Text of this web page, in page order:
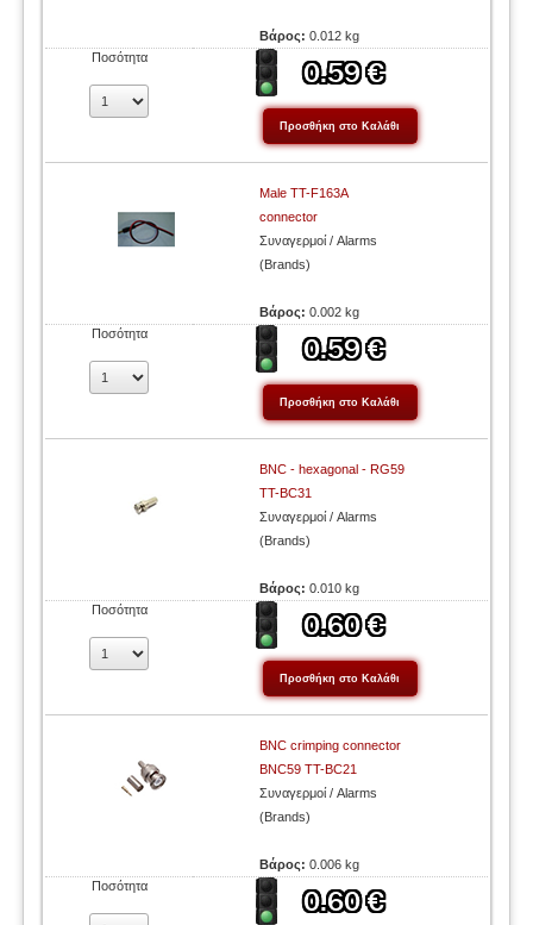
Βάρος:0.012 kg
Ποσότητα
Male TT-F163A
connector
Συναγερμοί / Alarms
(Brands)
Βάρος:0.002 kg
Ποσότητα
BNC - hexagonal - RG59
TT-BC31
Συναγερμοί / Alarms
(Brands)
Βάρος:0.010 kg
Ποσότητα
BNC crimping connector
BNC59 TT-BC21
Συναγερμοί / Alarms
(Brands)
Βάρος:0.006 kg
Ποσότητα